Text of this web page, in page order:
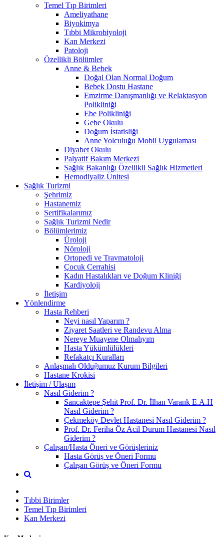
Temel Tıp Birimleri
Ameliyathane
Biyokimya
Tıbbi Mikrobiyoloji
Kan Merkezi
Patoloji
Özellikli Bölümler
Anne & Bebek
Doğal Olan Normal Doğum
Bebek Dostu Hastane
Emzirme Danışmanlığı ve Relaktasyon
Polikliniği
Ebe Polikliniği
Gebe Okulu
Doğum İstatisliği
Anne Yolculuğu Mobil Uygulaması
Diyabet Okulu
Palyatif Bakım Merkezi
Sağlık Bakanlığı Özellikli Sağlık Hizmetleri
Hemodiyaliz Ünitesi
Sağlık Turizmi
Şehrimiz
Hastanemiz
Sertifikalarımız
Sağlık Turizmi Nedir
Bölümlerimiz
Üroloji
Nöroloji
Ortopedi ve Travmatoloji
Çocuk Cerrahisi
Kadın Hastalıkları ve Doğum Kliniği
Kardiyoloji
İletişim
Yönlendirme
Hasta Rehberi
Neyi nasıl Yaparım ?
Ziyaret Saatleri ve Randevu Alma
Nereye Muayene Olmalıyım
Hasta Yükümlülükleri
Refakatçı Kuralları
Anlaşmalı Olduğumuz Kurum Bilgileri
Hastane Krokisi
İletişim / Ulaşım
Nasıl Giderim ?
Sancaktepe Şehit Prof. Dr. İlhan Varank E.A.H
Nasıl Giderim ?
Çekmeköy Devlet Hastanesi Nasıl Giderim ?
Prof. Dr. Feriha Öz Acil Durum Hastanesi Nasıl
Giderim ?
Çalışan/Hasta Öneri ve Görüşleriniz
Hasta Görüş ve Öneri Formu
Çalışan Görüş ve Öneri Formu
Tıbbi Birimler
Temel Tıp Birimleri
Kan Merkezi